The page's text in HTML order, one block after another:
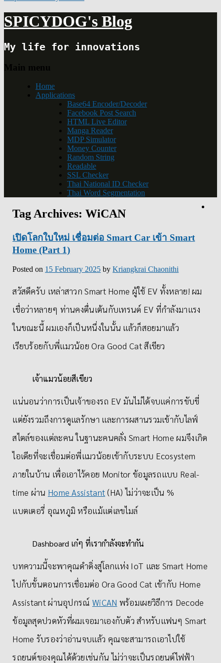
SPICYDOG's Blog
My life for innovations
Main menu
Home
Applications
Base64 Encoder/Decoder
Facebook Post Search
HTML Live Editor
Manga Reader
MDP Simulator
Money Counter
Random String
Readable
SSL Checker
Thai National ID Checker
Thai Word Segmentation
Tag Archives:WiCAN
เปิดโลกใบใหม่ เชื่อมต่อ Smart Car เข้า Smart
Home (Part 1)
Posted on 15 February 2025 byKriangkrai Chaonithi
สวัสดีครับ เหล่าสาวก Smart Home ผู้ใช้ EV ทั้งหลาย! ผม
เชื่อว่าหลายๆ ท่านคงตื่นเต้นกับเทรนด์ EV ที่กำลังมาแรง
ในขณะนี้ ผมเองก็เป็นหนึ่งในนั้น แล้วก็สอยมาแล้ว
เรียบร้อยกับพี่แมวน้อย Ora Good Cat สีเขียว
เจ้าแมวน้อยสีเขียว
แน่นอนว่าการเป็นเจ้าของรถ EV มันไม่ได้จบแค่การขับขี่
แต่ยังรวมถึงการดูแลรักษา และการผสานรวมเข้ากับไลฟ์
สไตล์ของแต่ละคน ในฐานะคนคลั่ง Smart Home ผมจึงเกิด
ไอเดียที่จะเชื่อมต่อพี่แมวน้อยเข้ากับระบบ Ecosystem
ภายในบ้าน เพื่อเอาไว้คอย Monitor ข้อมูลรถแบบ Real-
time ผ่าน Home Assistant(HA) ไม่ว่าจะเป็น %
แบตเตอรี่ อุณหภูมิ หรือแม้แต่เลขไมล์
Dashboard เก๋ๆ ที่เรากำลังจะทำกัน
บทความนี้จะพาคุณดำดิ่งสู่โลกแห่ง IoT และ Smart Home
ไปกับขั้นตอนการเชื่อมต่อ Ora Good Cat เข้ากับ Home
Assistant ผ่านอุปกรณ์ WiCAN พร้อมเผยวิธีการ Decode
ข้อมูลสุดปวดหัวที่ผมเจอมาเองกับตัว สำหรับแฟนๆ Smart
Home รับรองว่าอ่านจบแล้ว คุณจะสามารถเอาไปใช้
รถยนต์ของคุณได้ด้วยเช่นกัน ไม่ว่าจะเป็นรถยนต์ไฟฟ้า